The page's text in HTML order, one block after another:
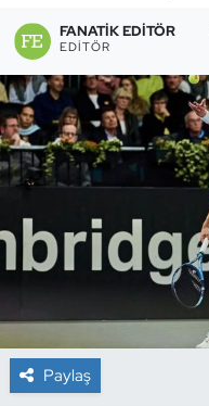
FANATIK EDITÖR
EDITÖR
Paylaş
Briç
Buz Hokeyi
Buz Pateni
Çim Hokeyi
Cimnastik
Dağcılık